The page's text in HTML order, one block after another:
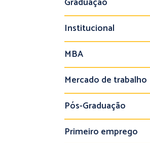
Institucional
MBA
Mercado de trabalho
Pós-Graduação
Primeiro emprego